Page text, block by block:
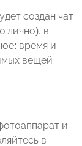
создан чат
лично), в
время и
вещей
и
в